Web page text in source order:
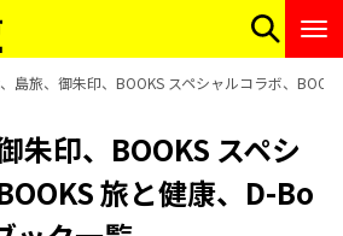
島旅、御朱印、BOOKS スペシャルコラボ、
朱印、BOOKS スペシ
旅と健康、D-Bo